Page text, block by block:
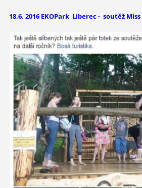
18.6. 2016 EKOPark Liberec - soutěž